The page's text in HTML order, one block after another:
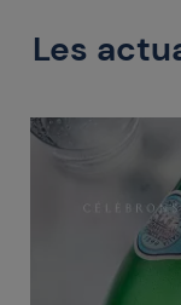
Les